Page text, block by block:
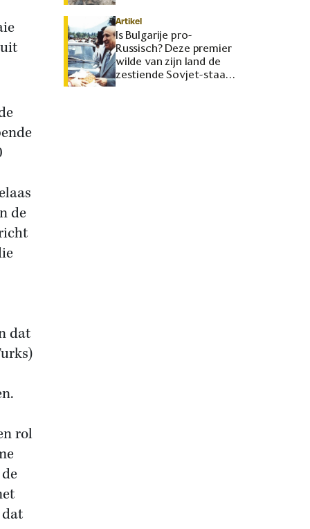
de
dat
rol
Artikel
Is Bulgarije pro-
Russisch? Deze premier
wilde van zijn land de
zestiende Sovjet-staat
maken